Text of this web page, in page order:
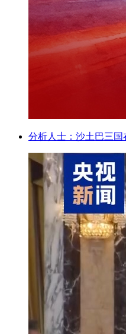
分析人士：沙土巴三